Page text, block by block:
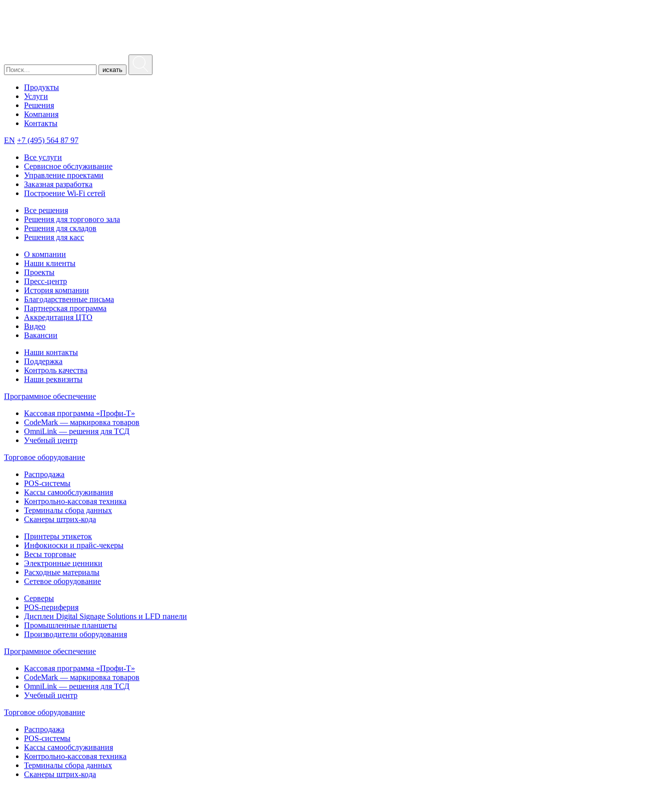
искать
Продукты
Услуги
Решения
Компания
Контакты
EN +7 (495) 564 87 97
Все услуги
Сервисное обслуживание
Управление проектами
Заказная разработка
Построение Wi-Fi сетей
Все решения
Решения для торгового зала
Решения для складов
Решения для касс
О компании
Наши клиенты
Проекты
Пресс-центр
История компании
Благодарственные письма
Партнерская программа
Аккредитация ЦТО
Видео
Вакансии
Наши контакты
Поддержка
Контроль качества
Наши реквизиты
Программное обеспечение
Кассовая программа «Профи-Т»
CodeMark — маркировка товаров
OmniLink — решения для ТСД
Учебный центр
Торговое оборудование
Распродажа
POS-системы
Кассы самообслуживания
Контрольно-кассовая техника
Терминалы сбора данных
Сканеры штрих-кода
Принтеры этикеток
Инфокиоски и прайс-чекеры
Весы торговые
Электронные ценники
Расходные материалы
Сетевое оборудование
Серверы
POS-периферия
Дисплеи Digital Signage Solutions и LFD панели
Промышленные планшеты
Производители оборудования
Программное обеспечение
Кассовая программа «Профи-Т»
CodeMark — маркировка товаров
OmniLink — решения для ТСД
Учебный центр
Торговое оборудование
Распродажа
POS-системы
Кассы самообслуживания
Контрольно-кассовая техника
Терминалы сбора данных
Сканеры штрих-кода